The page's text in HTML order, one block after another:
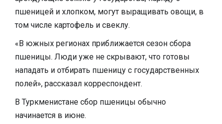
пшеницей и хлопком, могут выращивать овощи, в
том числе картофель и свеклу.
«В южных регионах приближается сезон сбора
пшеницы. Люди уже не скрывают, что готовы
нападать и отбирать пшеницу с государственных
полей», рассказал корреспондент.
В Туркменистане сбор пшеницы обычно
начинается в июне.